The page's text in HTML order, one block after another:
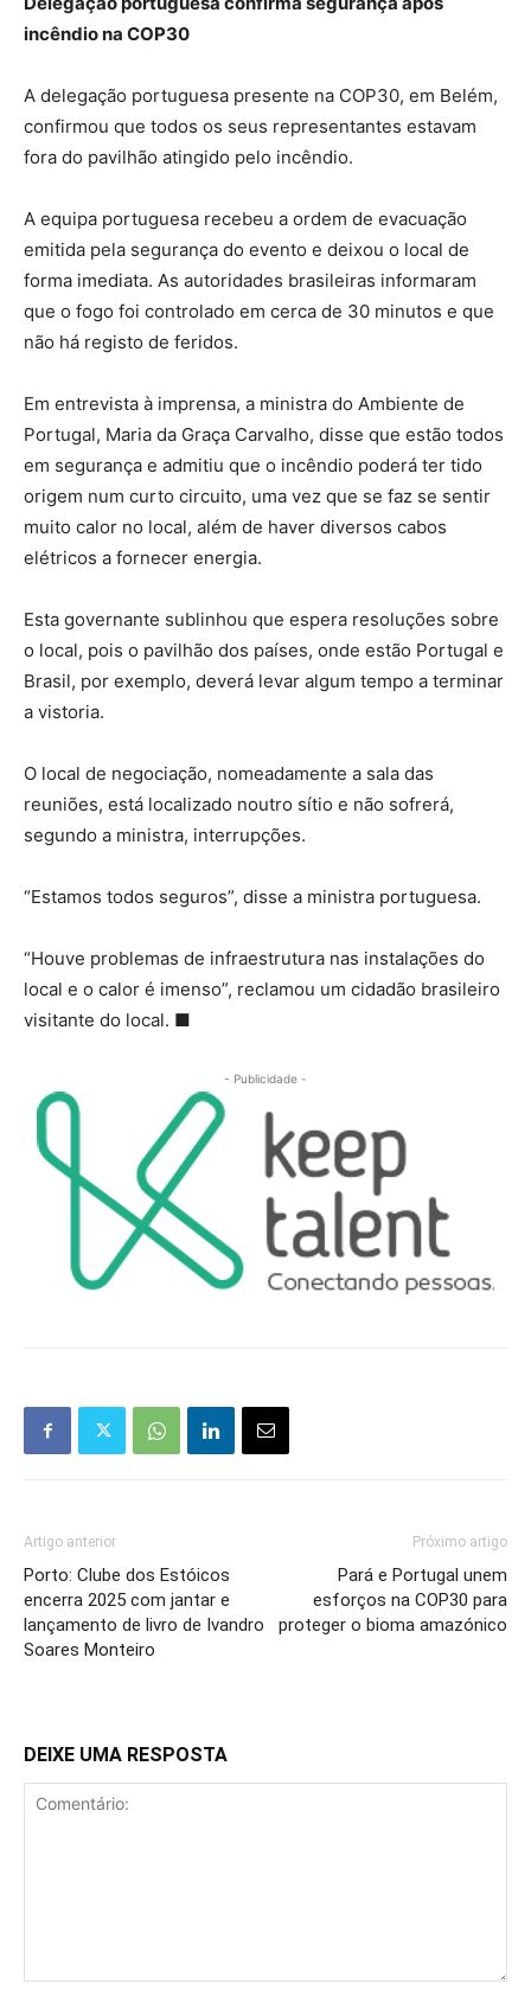
incêndio na COP30
A delegação portuguesa presente na COP30, em Belém,
confirmou que todos os seus representantes estavam
fora do pavilhão atingido pelo incêndio.
A equipa portuguesa recebeu a ordem de evacuação
emitida pela segurança do evento e deixou o local de
forma imediata. As autoridades brasileiras informaram
que o fogo foi controlado em cerca de 30 minutos e que
não há registo de feridos.
Em entrevista à imprensa, a ministra do Ambiente de
Portugal, Maria da Graça Carvalho, disse que estão todos
em segurança e admitiu que o incêndio poderá ter tido
origem num curto circuito, uma vez que se faz se sentir
muito calor no local, além de haver diversos cabos
elétricos a fornecer energia.
Esta governante sublinhou que espera resoluções sobre
o local, pois o pavilhão dos países, onde estão Portugal e
Brasil, por exemplo, deverá levar algum tempo a terminar
a vistoria.
O local de negociação, nomeadamente a sala das
reuniões, está localizado noutro sítio e não sofrerá,
segundo a ministra, interrupções.
“Estamos todos seguros”, disse a ministra portuguesa.
“Houve problemas de infraestrutura nas instalações do
local e o calor é imenso”, reclamou um cidadão brasileiro
visitante do local. ■
- Publicidade -
Artigo anterior
Porto: Clube dos Estóicos
encerra 2025 com jantar e
lançamento de livro de Ivandro
Soares Monteiro
Próximo artigo
Pará e Portugal unem
esforços na COP30 para
proteger o bioma amazónico
DEIXE UMA RESPOSTA